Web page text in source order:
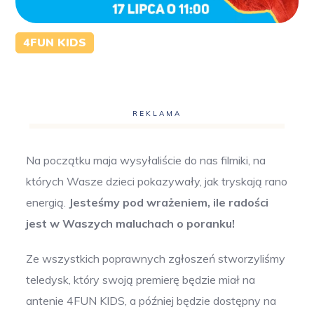
4FUN KIDS
REKLAMA
Na początku maja wysyłaliście do nas filmiki, na
których Wasze dzieci pokazywały, jak tryskają rano
energią. Jesteśmy pod wrażeniem, ile radości
jest w Waszych maluchach o poranku!
Ze wszystkich poprawnych zgłoszeń stworzyliśmy
teledysk, który swoją premierę będzie miał na
antenie 4FUN KIDS, a później będzie dostępny na